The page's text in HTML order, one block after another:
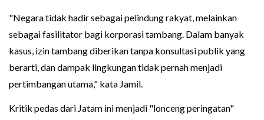
"Negara tidak hadir sebagai pelindung rakyat, melainkan
sebagai fasilitator bagi korporasi tambang. Dalam banyak
kasus, izin tambang diberikan tanpa konsultasi publik yang
berarti, dan dampak lingkungan tidak pernah menjadi
pertimbangan utama," kata Jamil.
Kritik pedas dari Jatam ini menjadi "lonceng peringatan"